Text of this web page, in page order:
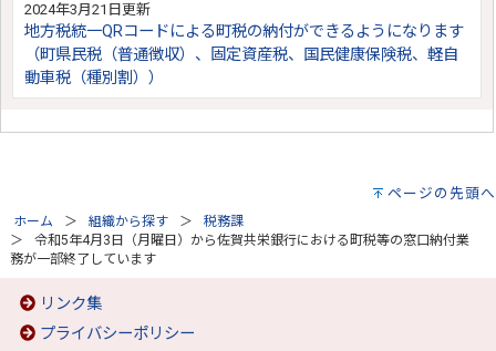
2024年3月21日更新
地方税統一QRコードによる町税の納付ができるようになります
（町県民税（普通徴収）、固定資産税、国民健康保険税、軽自
動車税（種別割））
ページの先頭へ
ホーム 組織から探す
税務課
令和5年4月3日（月曜日）から佐賀共栄銀行における町税等の窓口納付業
務が一部終了しています
リンク集
プライバシーポリシー